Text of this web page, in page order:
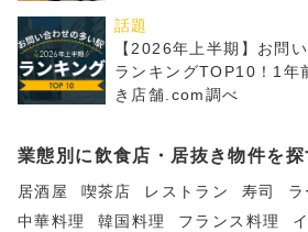
話題
【2026年上半期】お問
ランキングTOP10！1年
き店舗.com調べ
業態別に飲食店・居抜き物件を探
居酒屋 喫茶店 レストラン 寿司
中華料理
韓国料理 フランス料理